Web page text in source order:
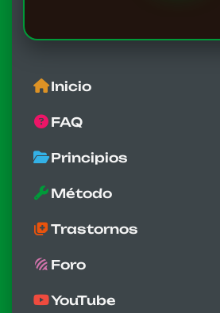
Inicio
FAQ
Principios
Método
Trastornos
Foro
YouTube